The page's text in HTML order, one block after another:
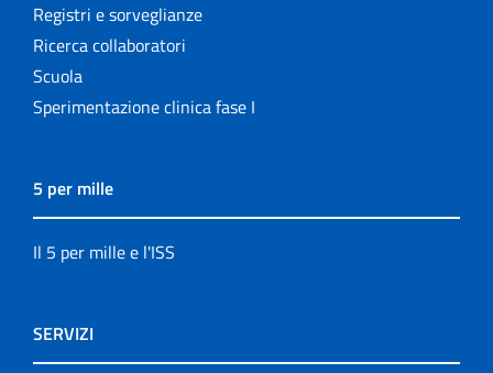
Registri e sorveglianze
Ricerca collaboratori
Scuola
Sperimentazione clinica fase I
5 per mille
Il 5 per mille e l'ISS
SERVIZI